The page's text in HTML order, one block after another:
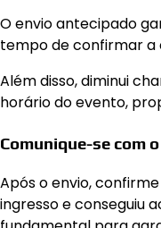
O envio antecipado
tempo de confirmar a
Além disso, diminui
horário do evento,
Comunique-se com
Após o envio,
ingresso e conseguiu